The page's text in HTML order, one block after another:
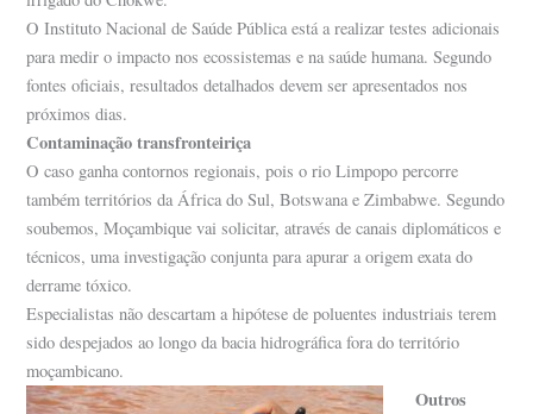
O Instituto Nacional de Saúde Pública está a realizar testes adicionais
para medir o impacto nos ecossistemas e na saúde humana. Segundo
fontes oficiais, resultados detalhados devem ser apresentados nos
próximos dias.
Contaminação transfronteiriça
O caso ganha contornos regionais, pois o rio Limpopo percorre
também territórios da África do Sul, Botswana e Zimbabwe. Segundo
soubemos, Moçambique vai solicitar, através de canais diplomáticos e
técnicos, uma investigação conjunta para apurar a origem exata do
derrame tóxico.
Especialistas não descartam a hipótese de poluentes industriais terem
sido despejados ao longo da bacia hidrográfica fora do território
moçambicano.
Outros